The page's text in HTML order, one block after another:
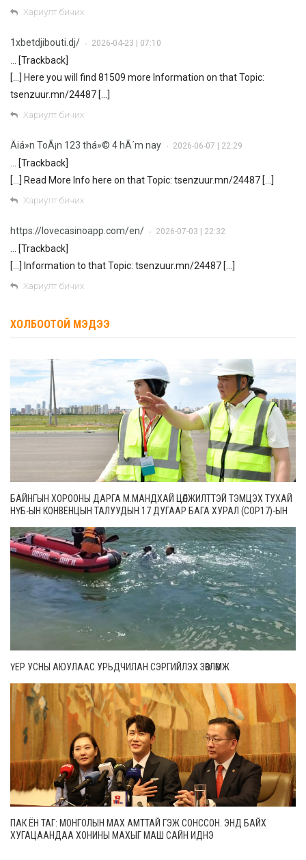
Хариулт бичих
1xbetdjibouti.dj/ • 2026-04-23 | 07:10
… [Trackback]
[…] Here you will find 81509 more Information on that Topic:
tsenzuur.mn/24487 […]
Хариулт бичих
Äiá»n ToÃ¡n 123 thá»© 4 hÃ´m nay • 2026-06-07 | 22:29
… [Trackback]
[…] Read More Info here on that Topic: tsenzuur.mn/24487 […]
Хариулт бичих
https://lovecasinoapp.com/en/ • 2026-07-03 | 22:32
… [Trackback]
[…] Information to that Topic: tsenzuur.mn/24487 […]
Хариулт бичих
ХОЛБООТОЙ МЭДЭЭ
БАЙНГЫН ХОРООНЫ ДАРГА М.МАНДХАЙ ЦӨЛЖИЛТТЭЙ ТЭМЦЭХ ТУХАЙ
НҮБ-ЫН КОНВЕНЦЫН ТАЛУУДЫН 17 ДУГААР БАГА ХУРАЛ (СОР17)-ЫН
ҮЕР УСНЫ АЮУЛААС УРЬДЧИЛАН СЭРГИЙЛЭХ ЗӨВЛӨМЖ
ПАК ЁН ТАГ: МОНГОЛЫН МАХ АМТТАЙ ГЭЖ СОНССОН. ЭНД БАЙХ
ХУГАЦААНДАА ХОНИНЫ МАХЫГ МАШ САЙН ИДНЭ